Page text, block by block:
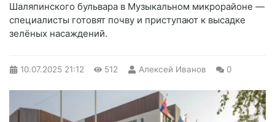
Шаляпинского бульвара в Музыкальном микрорайоне —
специалисты готовят почву и приступают к высадке
зелёных насаждений.
10.07.2025 21:12 512 Алексей Иванов 0